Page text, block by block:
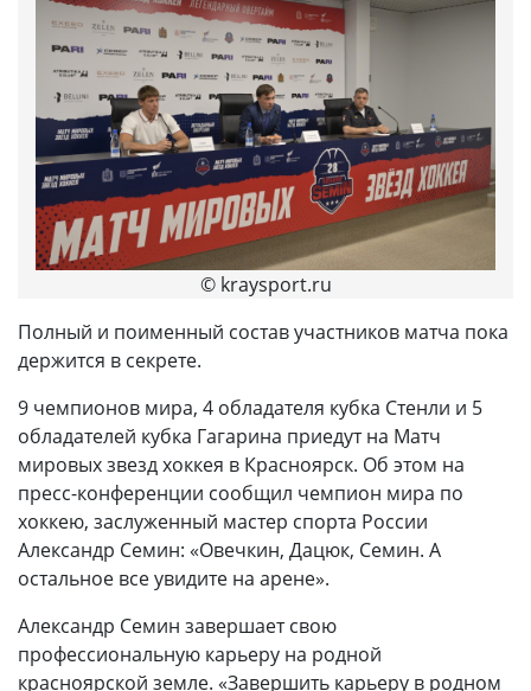
© kraysport.ru
Полный и поименный состав участников матча пока
держится в секрете.
9 чемпионов мира, 4 обладателя кубка Стенли и 5
обладателей кубка Гагарина приедут на Матч
мировых звезд хоккея в Красноярск. Об этом на
пресс-конференции сообщил чемпион мира по
хоккею, заслуженный мастер спорта России
Александр Семин: «Овечкин, Дацюк, Семин. А
остальное все увидите на арене».
Александр Семин завершает свою
профессиональную карьеру на родной
красноярской земле. «Завершить карьеру в родном